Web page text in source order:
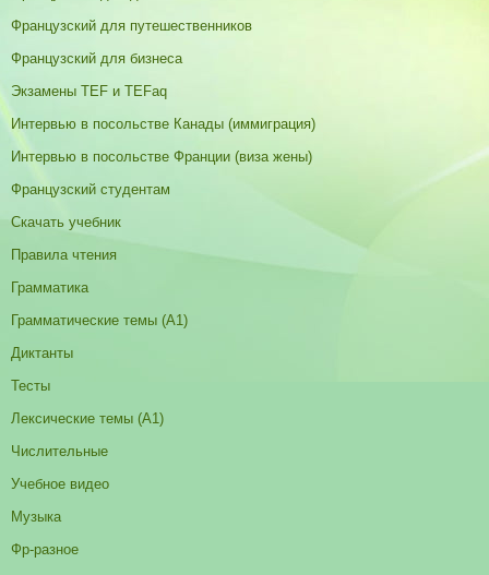
Французский для путешественников
Французский для бизнеса
Экзамены TEF и TEFaq
Интервью в посольстве Канады (иммиграция)
Интервью в посольстве Франции (виза жены)
Французский студентам
Скачать учебник
Правила чтения
Грамматика
Грамматические темы (A1)
Диктанты
Тесты
Лексические темы (А1)
Числительные
Учебное видео
Музыка
Фр-разное